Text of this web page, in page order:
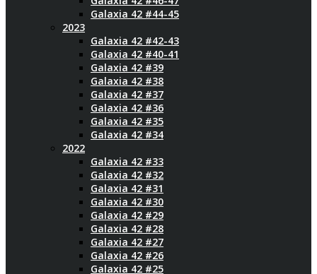
Galaxia 42 #44-45
2023
Galaxia 42 #42-43
Galaxia 42 #40-41
Galaxia 42 #39
Galaxia 42 #38
Galaxia 42 #37
Galaxia 42 #36
Galaxia 42 #35
Galaxia 42 #34
2022
Galaxia 42 #33
Galaxia 42 #32
Galaxia 42 #31
Galaxia 42 #30
Galaxia 42 #29
Galaxia 42 #28
Galaxia 42 #27
Galaxia 42 #26
Galaxia 42 #25